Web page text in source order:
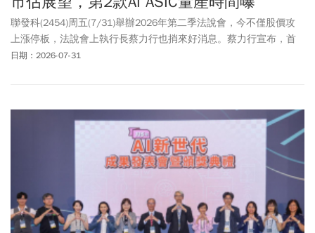
聯發科(2454)周五(7/31)舉辦2026年第二季法說會，今不僅股價攻
上漲停板，法說會上執行長蔡力行也捎來好消息。蔡力行宣布，首
款AI加速器ASIC於第四季量產，第二款則預計在2028年量產。此
日期：2026-07-31